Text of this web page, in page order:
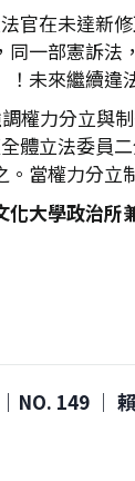
官在未達新
同一部憲訴
未來繼續違
權力分立與
體立法委員
。當權力分立
化大學政治所
NO. 149 │